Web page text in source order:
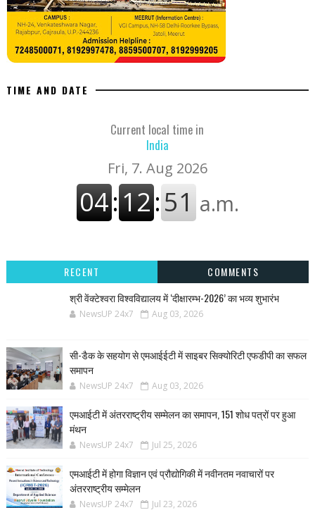
TIME AND DATE
Current local time in
India
RECENT
COMMENTS
श्री वेंक्टेश्वरा विश्वविद्यालय में ‘दीक्षारम्भ-2026’ का भव्य शुभारंभ
NewsUP 24x7 Aug 03, 2026
सी-डैक के सहयोग से एमआईईटी में साइबर सिक्योरिटी एफडीपी का सफल
समापन
NewsUP 24x7 Aug 03, 2026
एमआईटी में अंतरराष्ट्रीय सम्मेलन का समापन, 151 शोध पत्रों पर हुआ
मंथन
NewsUP 24x7 Jul 25, 2026
एमआईटी में होगा विज्ञान एवं प्रौद्योगिकी में नवीनतम नवाचारों पर
अंतरराष्ट्रीय सम्मेलन
NewsUP 24x7 Jul 23, 2026